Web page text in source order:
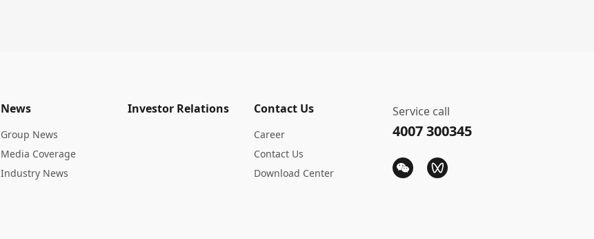
40μm！华民股份N型单晶硅片薄片化迈上新台阶
2023年，是光伏新能源行业高速发展的一年。根据国家能源数据显示，
2023年中国光伏新增装机216.88GW，同比增长148.12%。市场规模极
速扩张的同时，降本增效、持续创新，也成为持续围绕光伏产业可持续
News
Group News
Media Coverage
Industry News
Investor Relations Contact Us
Career
Contact Us
Download Center
Service call
4007 300345